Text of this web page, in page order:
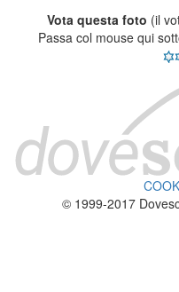
Vota questa foto (il
Passa col mouse qui
© 1999-2017